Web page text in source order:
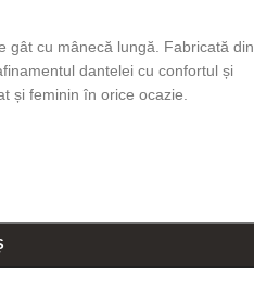
gât cu mânecă lungă. Fabricată din
dantelei cu confortul și
și feminin în orice ocazie.